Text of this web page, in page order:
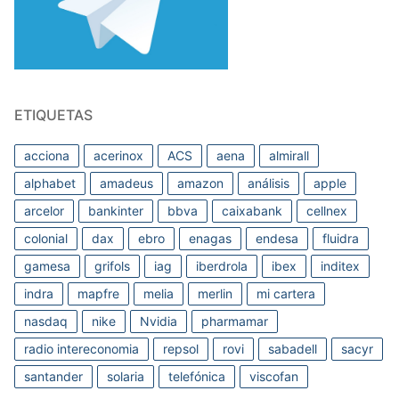
ETIQUETAS
acciona acerinox ACS aena
almirall
alphabet
amadeus amazon análisis
apple
arcelor
bankinter bbva caixabank
cellnex
colonial
dax ebro enagas endesa
fluidra
gamesa
grifols iag iberdrola ibex
inditex
indra
mapfre melia merlin
mi cartera
nasdaq
nike Nvidia
pharmamar
radio intereconomia
repsol rovi sabadell
sacyr
santander
solaria telefónica viscofan